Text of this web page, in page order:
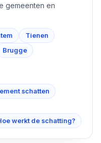
gemeenten en
Tienen
Brugge
schatten
werkt de schatting?